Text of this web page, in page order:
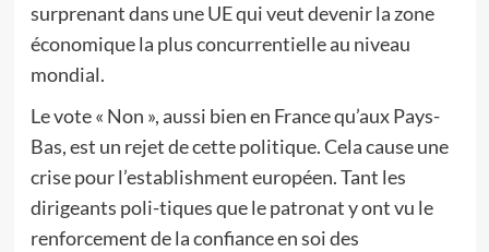
surprenant dans une UE qui veut devenir la zone
économique la plus concurrentielle au niveau
mondial.
Le vote « Non », aussi bien en France qu’aux Pays-
Bas, est un rejet de cette politique. Cela cause une
crise pour l’establishment européen. Tant les
dirigeants poli-tiques que le patronat y ont vu le
renforcement de la confiance en soi des